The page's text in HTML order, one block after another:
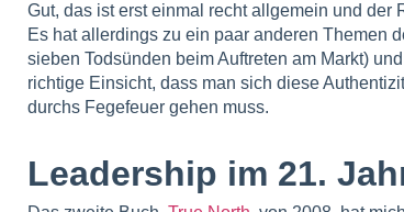
Gut, das ist erst einmal recht allgemein und der
Es hat allerdings zu ein paar anderen Themen
sieben Todsünden beim Auftreten am Markt)
richtige Einsicht, dass man sich diese
durchs Fegefeuer gehen muss.
Leadership im 21.